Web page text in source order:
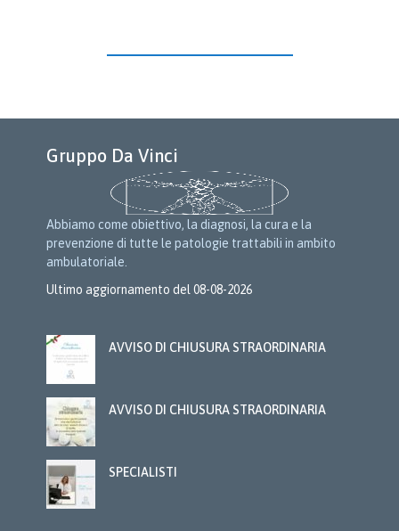
Gruppo Da Vinci
Abbiamo come obiettivo, la diagnosi, la cura e la
prevenzione di tutte le patologie trattabili in ambito
ambulatoriale.
Ultimo aggiornamento del 08-08-2026
AVVISO DI CHIUSURA STRAORDINARIA
AVVISO DI CHIUSURA STRAORDINARIA
SPECIALISTI